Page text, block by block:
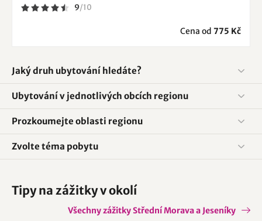
9/10
Cena od 775 Kč
Jaký druh ubytování hledáte?
Ubytování v jednotlivých obcích regionu
Prozkoumejte oblasti regionu
Zvolte téma pobytu
Tipy na zážitky v okolí
Všechny zážitky Střední Morava a Jeseníky